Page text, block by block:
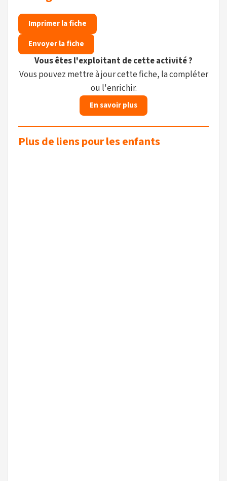
Imprimer la fiche
Envoyer la fiche
Vous êtes l'exploitant de cette activité ?
Vous pouvez mettre à jour cette fiche, la compléter
ou l'enrichir.
En savoir plus
Plus de liens pour les enfants